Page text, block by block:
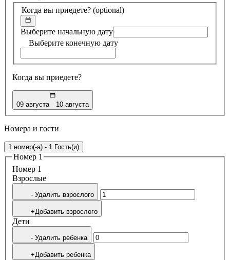
Когда вы приедете? (optional)
Выберите начальную дату
Выберите конечную дату
Когда вы приедете?
09 августа 10 августа
Номера и гости
1 номер(-а) - 1 Гость(и)
Номер 1
Номер 1
Bзрослые
- Удалить взрослого
+Добавить взрослого
Дети
- Удалить ребенка
+Добавить ребенка